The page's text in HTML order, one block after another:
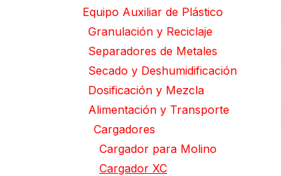
Equipo Auxiliar de Plástico
Granulación y Reciclaje
Separadores de Metales
Secado y Deshumidificación
Dosificación y Mezcla
Alimentación y Transporte
Cargadores
Cargador para Molino
Cargador XC